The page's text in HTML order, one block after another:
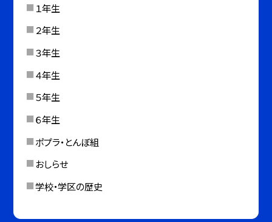
１年生
２年生
３年生
４年生
５年生
６年生
ポプラ・とんぼ組
おしらせ
学校・学区の歴史